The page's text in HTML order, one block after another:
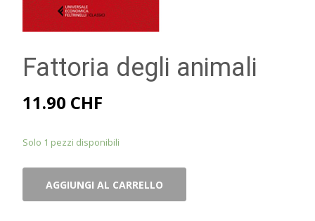
Fattoria degli animali
11.90 CHF
Solo 1 pezzi disponibili
AGGIUNGI AL CARRELLO